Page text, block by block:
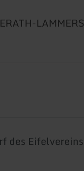
des Eifelvereins